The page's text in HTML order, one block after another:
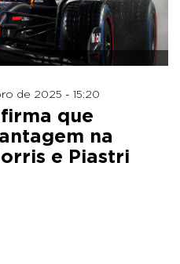
de 2025 - 15:20
que
na
e Piastri